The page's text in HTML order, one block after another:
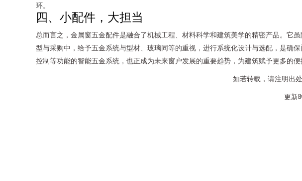
环。
四、小配件，大担当
总而言之，金属窗五金配件是融合了机械工程、材料科学和建筑美学的精密产品。它
型与采购中，给予五金系统与型材、玻璃同等的重视，进行系统化设计与选配，是确
控制等功能的智能五金系统，也正成为未来窗户发展的重要趋势，为建筑赋予更多的便
如若转载，请注明出
更新